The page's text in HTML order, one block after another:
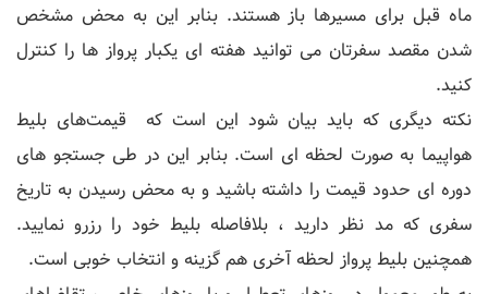
ماه قبل برای مسیرها باز هستند. بنابر این به محض مشخص
شدن مقصد سفرتان می توانید هفته ای یکبار پرواز ها را کنترل
کنید.
نکته دیگری که باید بیان شود این است که قیمت‌های بلیط
هواپیما به صورت لحظه ای است. بنابر این در طی جستجو های
دوره ای حدود قیمت را داشته باشید و به محض رسیدن به تاریخ
سفری که مد نظر دارید ، بلافاصله بلیط خود را رزرو نمایید.
همچنین بلیط پرواز لحظه آخری هم گزینه و انتخاب خوبی است.